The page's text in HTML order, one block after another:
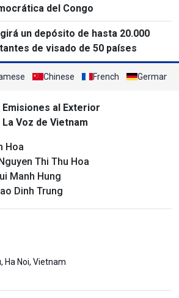
del Congo
un depósito de hasta 20.000
de visado de 50 países
Chinese French German
Emisiones al Exterior
La Voz de Vietnam
Hoa
Thi Thu Hoa
Manh Hung
Dinh Trung
Ha Noi, Vietnam